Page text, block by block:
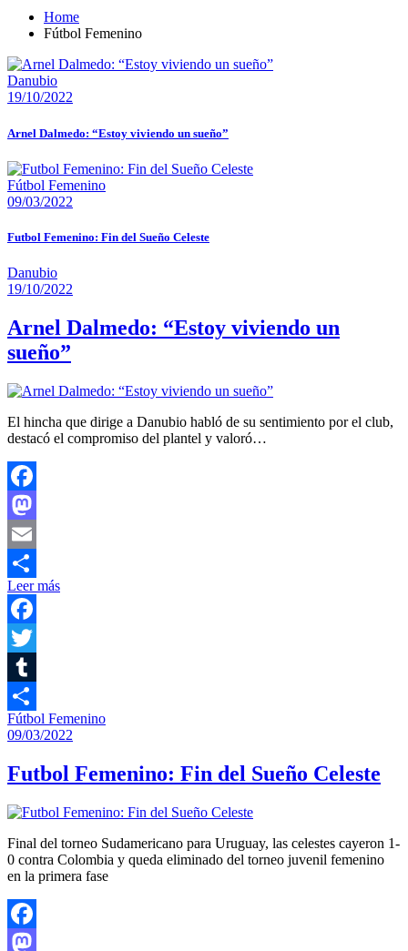
Home
Fútbol Femenino
Danubio
19/10/2022
Arnel Dalmedo: “Estoy viviendo un sueño”
Fútbol Femenino
09/03/2022
Futbol Femenino: Fin del Sueño Celeste
Danubio
19/10/2022
Arnel Dalmedo: “Estoy viviendo un
sueño”
El hincha que dirige a Danubio habló de su sentimiento por el club,
destacó el compromiso del plantel y valoró…
Facebook
Mastodon
Email
Compartir
Leer más
Facebook
Twitter
Tumblr
Compartir
Fútbol Femenino
09/03/2022
Futbol Femenino: Fin del Sueño Celeste
Final del torneo Sudamericano para Uruguay, las celestes cayeron 1-
0 contra Colombia y queda eliminado del torneo juvenil femenino
en la primera fase
Facebook